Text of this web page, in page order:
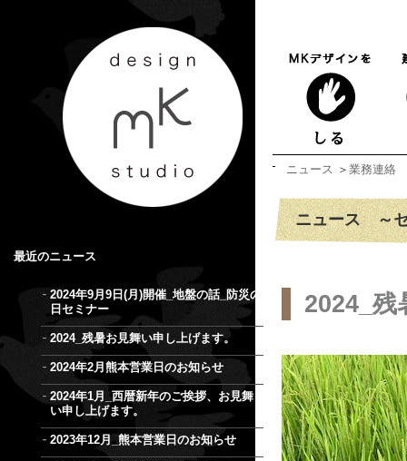
最近のニュース
2024年9月9日(月)開催_地盤の話_防災の
日セミナー
2024_残暑お見舞い申し上げます。
2024年2月熊本営業日のお知らせ
2024年1月_西暦新年のご挨拶、お見舞
い申し上げます。
2023年12月_熊本営業日のお知らせ
ニュース ＞ 業務連絡
ニュース ～セ
2024_残